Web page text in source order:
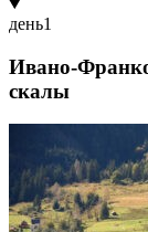
день1
Ивано-
скалы